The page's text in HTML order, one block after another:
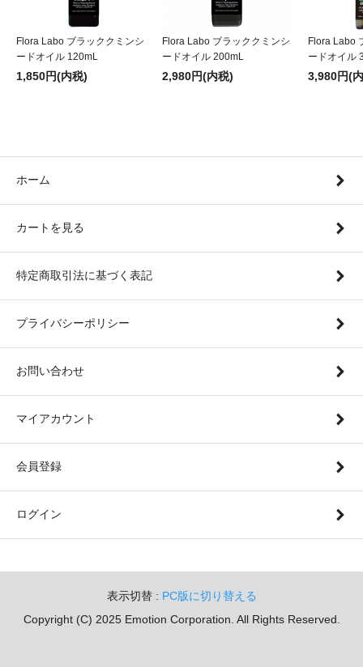
Flora Labo ブラッククミンシ
ードオイル 120mL
1,850円(内税)
Flora Labo ブラッククミンシ
ードオイル 200mL
2,980円(内税)
Flora Labo
ードオイル
3,980円(
ホーム
カートを見る
特定商取引法に基づく表記
プライバシーポリシー
お問い合わせ
マイアカウント
会員登録
ログイン
表示切替 : PC版に切り替える
Copyright (C) 2025 Emotion Corporation. All Rights Reserved.